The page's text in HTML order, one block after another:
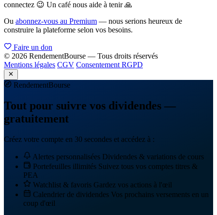
connectez 😉 Un café nous aide à tenir 🙏
Ou abonnez-vous au Premium — nous serions heureux de
construire la plateforme selon vos besoins.
Faire un don
© 2026 RendementBourse — Tous droits réservés
Mentions légales CGV Consentement RGPD
RendementBourse
Tout pour suivre vos dividendes —
gratuitement
Créez votre compte en 30 secondes et accédez à :
Alertes personnalisées Dividendes & variations de cours
Portefeuilles illimités Suivez tous vos comptes titres &
PEA
Watchlist & favoris Gardez vos actions à l'œil
Calendrier de dividendes Vos prochains versements en un
coup d'œil